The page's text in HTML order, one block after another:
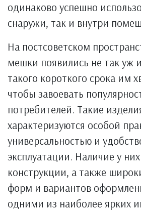
одинаково успешно
снаружи, так и внутри
На постсоветском
мешки появились не так уж
такого короткого срока им
чтобы завоевать
потребителей. Такие
характеризуются особой
универсальностью и
эксплуатации. Наличие у
конструкции, а также
форм и вариантов
одними из наиболее ярких